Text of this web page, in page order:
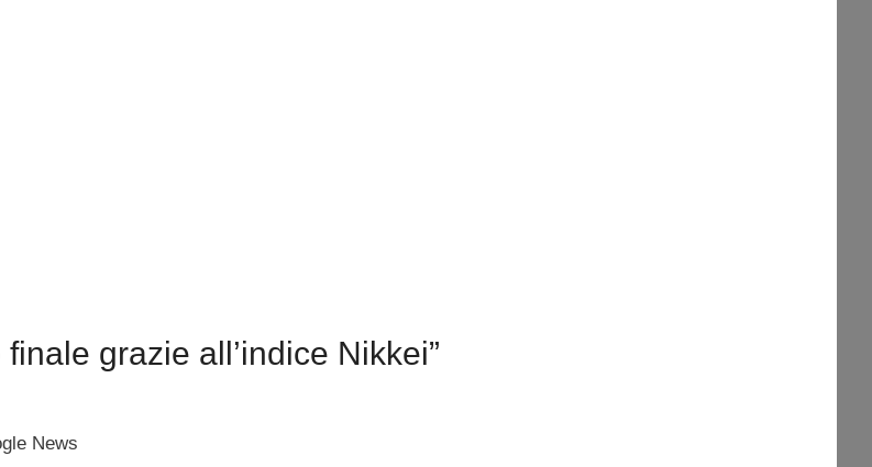
grazie all’indice Nikkei”
News